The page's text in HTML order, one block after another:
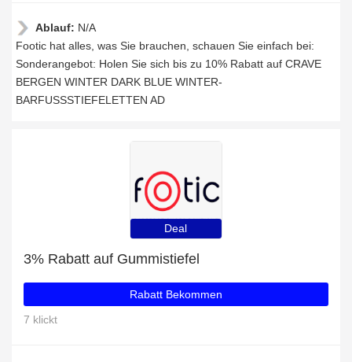
Ablauf: N/A
Footic hat alles, was Sie brauchen, schauen Sie einfach bei:
Sonderangebot: Holen Sie sich bis zu 10% Rabatt auf CRAVE
BERGEN WINTER DARK BLUE WINTER-
BARFUSSSTIEFELETTEN AD
Deal
3% Rabatt auf Gummistiefel
Rabatt Bekommen
7 klickt